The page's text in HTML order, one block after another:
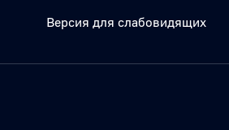
Версия для слабовидящих